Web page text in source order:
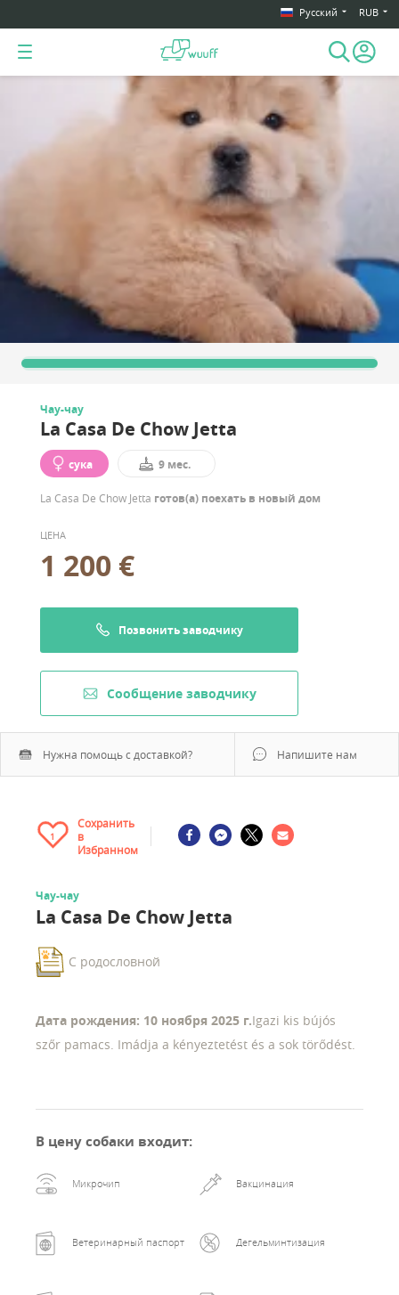
Русский RUB
Чау-чау
La Casa De Chow Jetta
сука 9 мес.
La Casa De Chow Jetta готов(а) поехать в новый дом
ЦЕНА
1 200 €
Позвонить заводчику
Cообщение заводчику
Нужна помощь с доставкой? Напишите нам
1
Сохранить
в
Избранном
Чау-чау
La Casa De Chow Jetta
С родословной
Дата рождения: 10 ноября 2025 г.Igazi kis bújós
szőr pamacs. Imádja a kényeztetést és a sok törődést.
В цену собаки входит:
Микрочип Вакцинация
Ветеринарный паспорт Дегельминтизация